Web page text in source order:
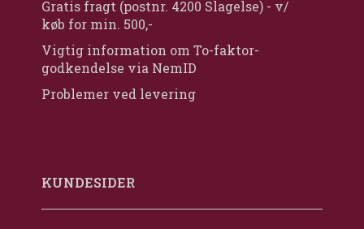
Gratis fragt (postnr. 4200 Slagelse) - v/
køb for min. 500,-
Vigtig information om To-faktor-
godkendelse via NemID
Problemer ved levering
KUNDESIDER